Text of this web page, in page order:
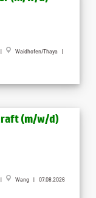
|
Waidhofen/Thaya |
(m​/w​/d)
| Wang | 07.08.2026